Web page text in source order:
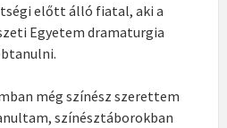
előtt álló fiatal, aki a
Egyetem dramaturgia
még színész szerettem
színésztáborokban